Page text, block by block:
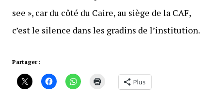
see », car du côté du Caire, au siège de la CAF,
c’est le silence dans les gradins de l’institution.
Partager :
Plus